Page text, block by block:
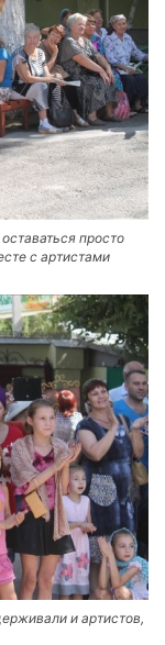
просто
с артистами
и артистов,